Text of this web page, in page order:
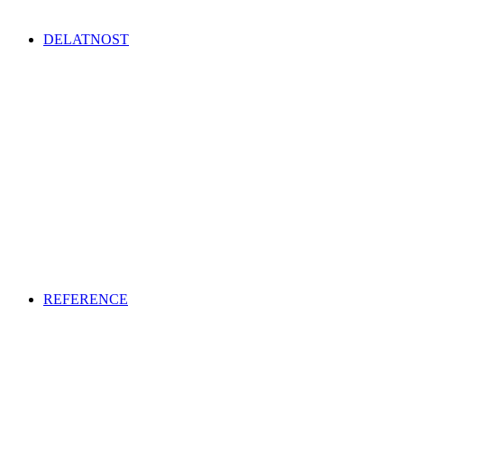
DELATNOST
REFERENCE